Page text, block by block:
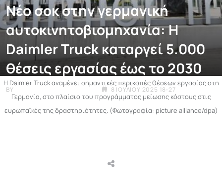
Νέο σοκ στην γερμανική
αυτοκινητοβιομηχανία: Η
Daimler Truck καταργεί 5.000
θέσεις εργασίας έως το 2030
BY ΧΡΉΣΤΟΣ ΜΟΥΡΤΖΟΎΚΟΣ 8 ΙΟΥΛΊΟΥ 2025 18:27
Η Daimler Truck αναμένει σημαντικές περικοπές θέσεων εργασίας στη
Γερμανία, στο πλαίσιο του προγράμματος μείωσης κόστους στις
ευρωπαϊκές της δραστηριότητες. (Φωτογραφία: picture alliance/dpa)